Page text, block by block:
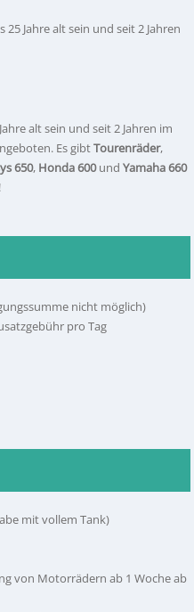
Jahre alt sein und seit 2 Jahren
alt sein und seit 2 Jahren im
Es gibtTourenräder,
650, Honda 600und Yamaha 660
nicht möglich)
pro Tag
mit vollem Tank)
von Motorrädern ab 1 Woche ab